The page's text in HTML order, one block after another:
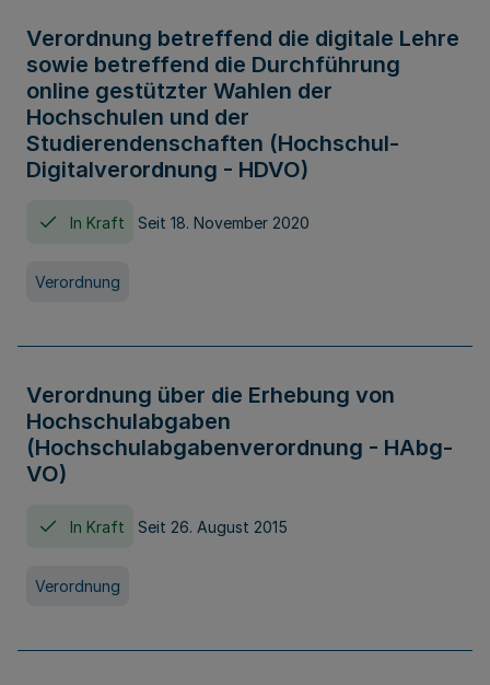
Verordnung betreffend die digitale Lehre
sowie betreffend die Durchführung
online gestützter Wahlen der
Hochschulen und der
Studierendenschaften (Hochschul-
Digitalverordnung - HDVO)
In Kraft Seit 18. November 2020
Verordnung
Verordnung über die Erhebung von
Hochschulabgaben
(Hochschulabgabenverordnung - HAbg-
VO)
In Kraft Seit 26. August 2015
Verordnung